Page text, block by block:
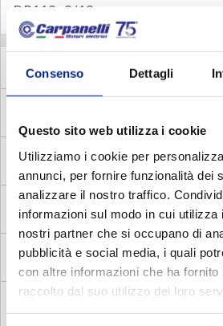
Consenso Dettagli
Questo sito web utilizza i cookie
Utilizziamo i cookie per
annunci, per fornire funzionalità dei
analizzare il nostro traffico.
informazioni sul modo in cui utilizza
nostri partner che si occupano di
pubblicità e social media, i quali
con altre informazioni che ha fornito
raccolto dal suo utilizzo dei loro
DP112a2/12
MM Motori Elettrici
MADC
Motori Autofrenanti
MADV
Motori Autofrenanti
MDE
Motori Elettrici Asincroni